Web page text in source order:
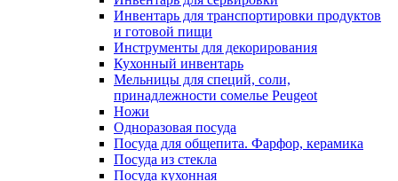
Инвентарь для транспортировки продуктов
и готовой пищи
Инструменты для декорирования
Кухонный инвентарь
Мельницы для специй, соли,
принадлежности сомелье Peugeot
Ножи
Одноразовая посуда
Посуда для общепита. Фарфор, керамика
Посуда из стекла
Посуда кухонная